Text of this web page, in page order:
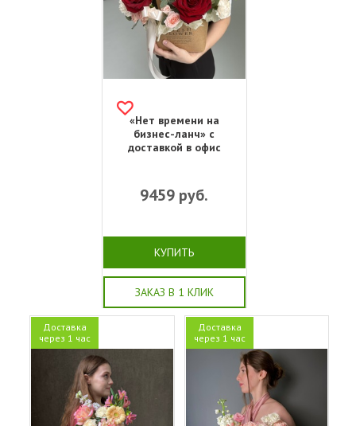
«Нет времени на
бизнес-ланч» с
доставкой в офис
9459 руб.
КУПИТЬ
ЗАКАЗ В 1 КЛИК
Доставка
через 1 час
Доставка
через 1 час